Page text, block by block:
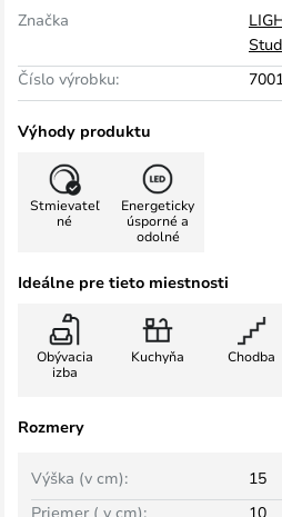
Značka
Číslo výrobku:
Výhody produktu
Stmievateľ
né
Energeticky
úsporné a
odolné
Ideálne pre tieto miestnosti
Obývacia
izba
Kuchyňa Chodba
Rozmery
Výška (v cm):
15
Priemer ( v cm):
10